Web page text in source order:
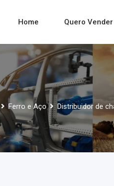
Home Quero
Ferro e Aço Distribuidor de